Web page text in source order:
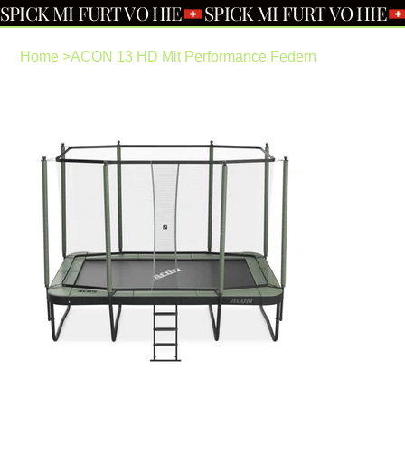
SPICK MI FURT VO HIE
Home >ACON 13 HD Mit Performance Federn